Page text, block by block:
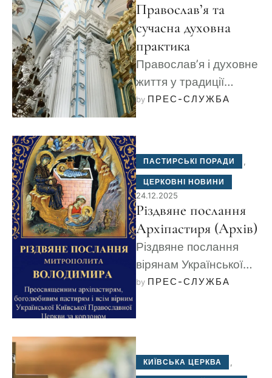
Православ’я та
сучасна духовна
практика
Православ’я і духовне
життя у традиції
Київської Церкви. Як
в Німеччині зберігає
віру і духовну …
by ПРЕС-СЛУЖБА
ПАСТИРСЬКІ ПОРАДИ ,
ЦЕРКОВНІ НОВИНИ
24.12.2025
Різдвяне послання
Архіпастиря (Архів)
Різдвяне послання
вірянам Української
Київської
by ПРЕС-СЛУЖБА
КИЇВСЬКА ЦЕРКВА ,